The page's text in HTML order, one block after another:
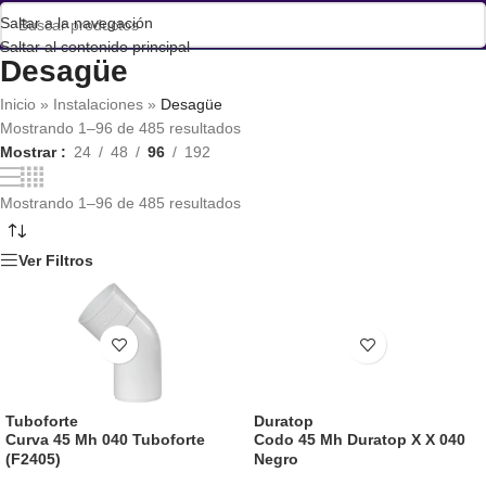
Saltar a la navegación
Saltar al contenido principal
Desagüe
Inicio » Instalaciones » Desagüe
Mostrando 1–96 de 485 resultados
Mostrar
24 48 96 192
Mostrando 1–96 de 485 resultados
Ver Filtros
Curva 45 Mh 040 Tuboforte
(F2405)
Tuboforte
Codo 45 Mh Duratop X X 040
Negro
Duratop